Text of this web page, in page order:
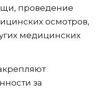
проведение
осмотров,
медицинских
за